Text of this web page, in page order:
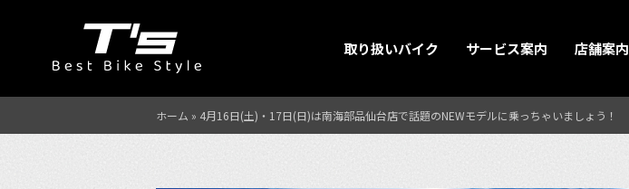
取り扱いバイク サービス案内 店舗案内
ホーム » 4月16日(土)・17日(日)は南海部品仙台店で話題のNEWモデルに乗っちゃいましょう！